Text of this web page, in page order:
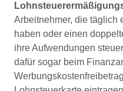
Arbeitnehmer, die täglich
haben oder einen
ihre Aufwendungen
dafür sogar beim